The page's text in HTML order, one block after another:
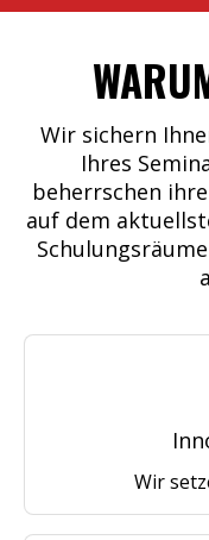
Wir sichern
Ihres
beherrschen
auf dem
Wir